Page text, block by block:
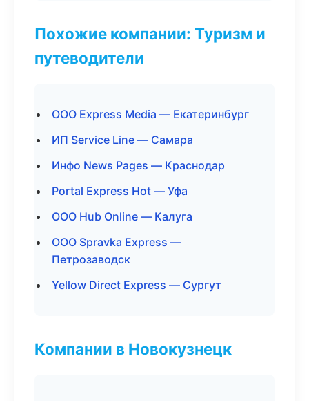
Похожие компании: Туризм и
путеводители
ООО Express Media — Екатеринбург
ИП Service Line — Самара
Инфо News Pages — Краснодар
Portal Express Hot — Уфа
ООО Hub Online — Калуга
ООО Spravka Express —
Петрозаводск
Yellow Direct Express — Сургут
Компании в Новокузнецк